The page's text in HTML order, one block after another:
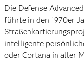
Die Defense
führte in den 1970er
intelligente
oder Cortana in aller